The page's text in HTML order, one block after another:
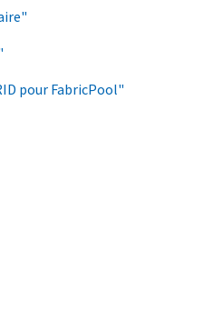
pour FabricPool"